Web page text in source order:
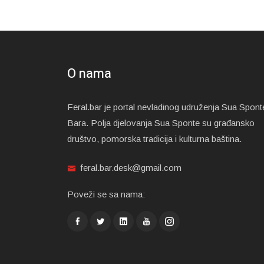
O nama
Feral.bar je portal nevladinog udruženja Sua
Bara. Polja djelovanja Sua Sponte su građansko
društvo, pomorska tradicija i kulturna baština.
feral.bar.desk@gmail.com
Poveži se sa nama: